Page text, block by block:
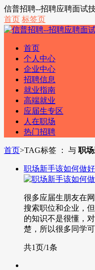
信普招聘--招聘应聘面试
首页 标签页
首页
个人中心
企业中心
招聘信息
就业指南
高端就业
应届生专区
人在职场
热门招聘
首页>TAG标签 ： 与 职
职场新手该如何做
很多应届生朋友在
搜索职位和企业，
的知识不是很懂，
楚，所以很多同学
共1页/1条